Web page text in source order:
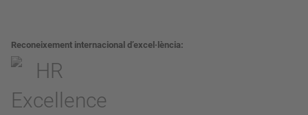
Reconeixement internacional d’excel·lència